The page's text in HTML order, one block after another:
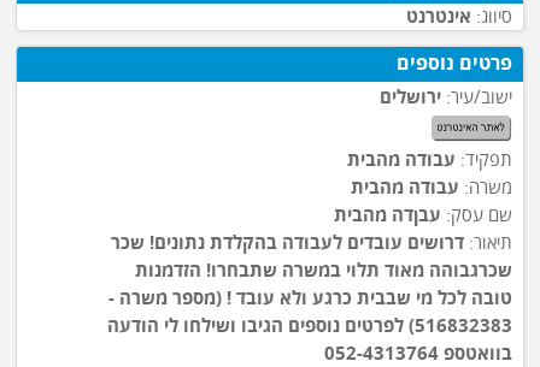
גמחי"ם
סיווג: אינטרנט
פרטים נוספים
ישוב/עיר: ירושלים
תפקיד: עבודה מהבית
משרה: עבודה מהבית
שם עסק: עבןדה מהבית
תיאור: דרושים עובדים לעבודה בהקלדת נתונים! שכר
שכרגבוהה מאוד תלוי במשרה שתבחרו! הזדמנות
טובה לכל מי שבבית כרגע ולא עובד ! (מספר משרה -
516832383) לפרטים נוספים הגיבו ושילחו לי הודעה
בוואטספ 052-4313764